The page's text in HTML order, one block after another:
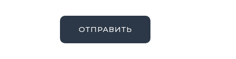
ОТПРАВИТЬ